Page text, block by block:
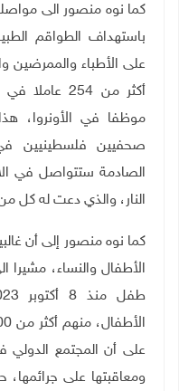
كما نوه منصور الى مواصلة
باستهداف الطواقم
على الأطباء
صحفيين فلسطينيين
الصادمة ستتواصل في
النار، والذي دعت له كل
كما نوه منصور إلى أن
على أن المجتمع
ومعاقبتها على